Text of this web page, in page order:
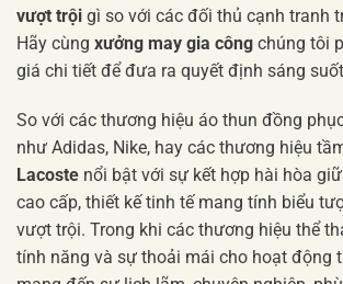
vượt trội gì so với các đối thủ cạnh tranh
Hãy cùng xưởng may gia công chúng tôi
giá chi tiết để đưa ra quyết định sáng
So với các thương hiệu áo thun đồng
như Adidas, Nike, hay các thương hiệu
Lacoste nổi bật với sự kết hợp hài hòa
cao cấp, thiết kế tinh tế mang tính biểu
vượt trội. Trong khi các thương hiệu thể
tính năng và sự thoải mái cho hoạt động